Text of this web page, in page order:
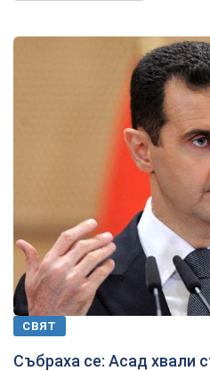
СВЯТ
Събраха се: Асад хвали